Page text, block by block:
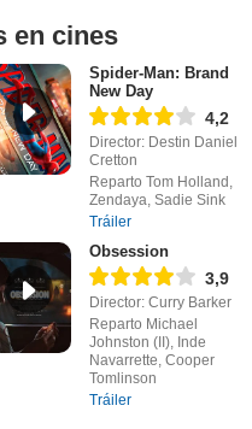
en cines
Spider-Man: Brand
New Day
4,2
Director: Destin Daniel
Cretton
Reparto Tom Holland,
Zendaya, Sadie Sink
Tráiler
Obsession
3,9
Director: Curry Barker
Reparto Michael
Johnston (II), Inde
Navarrette, Cooper
Tomlinson
Tráiler